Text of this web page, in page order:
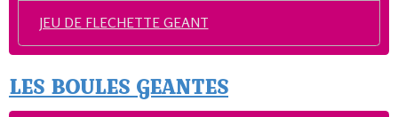
JEU DE FLECHETTE GEANT
LES BOULES GEANTES